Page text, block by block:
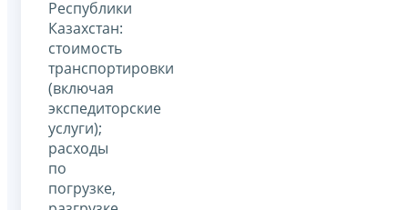
Республики
Казахстан:
стоимость
транспортировки
(включая
экспедиторские
услуги);
расходы
по
погрузке,